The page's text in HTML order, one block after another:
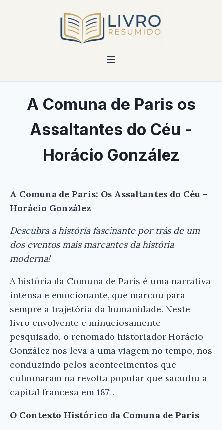
A Comuna de Paris os
Assaltantes do Céu -
Horácio González
A Comuna de Paris: Os Assaltantes do Céu -
Horácio González
Descubra a história fascinante por trás de um
dos eventos mais marcantes da história
moderna!
A história da Comuna de Paris é uma narrativa
intensa e emocionante, que marcou para
sempre a trajetória da humanidade. Neste
livro envolvente e minuciosamente
pesquisado, o renomado historiador Horácio
González nos leva a uma viagem no tempo, nos
conduzindo pelos acontecimentos que
culminaram na revolta popular que sacudiu a
capital francesa em 1871.
O Contexto Histórico da Comuna de Paris